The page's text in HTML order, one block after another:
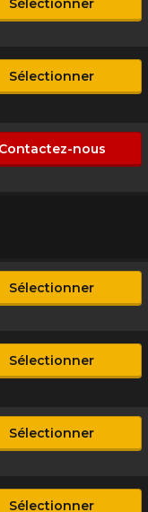
Sélectionner
Sélectionner
Contactez-nous
Sélectionner
Sélectionner
Sélectionner
Sélectionner
VÉHICULE